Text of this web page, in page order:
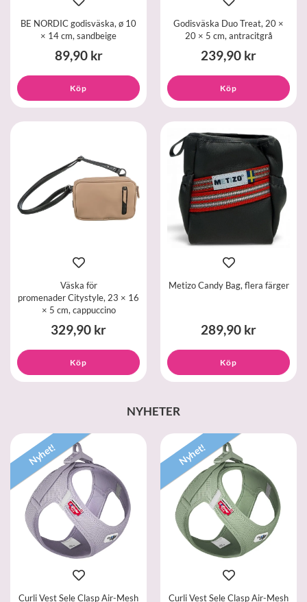
BE NORDIC godisväska, ø 10
× 14 cm, sandbeige
89,90 kr
Köp
Godisväska Duo Treat, 20 ×
20 × 5 cm, antracitgrå
239,90 kr
Köp
Väska för
promenader Citystyle, 23 × 16
× 5 cm, cappuccino
329,90 kr
Köp
Metizo Candy Bag, flera färger
289,90 kr
Köp
NYHETER
Nyhet!
Curli Vest Sele Clasp Air-Mesh
Nyhet!
Curli Vest Sele Clasp Air-Mesh